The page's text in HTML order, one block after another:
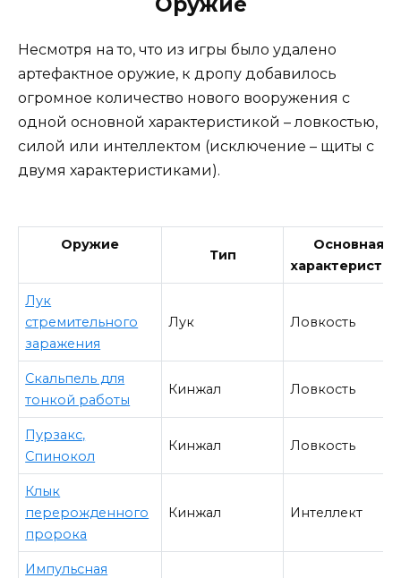
Несмотря на то, что из игры было удалено
артефактное оружие, к дропу добавилось
огромное количество нового вооружения с
одной основной характеристикой – ловкостью,
силой или интеллектом (исключение – щиты с
двумя характеристиками).
Оружие
Тип
Основная
Лук
стремительного
заражения
Лук Ловкость
Скальпель для
тонкой работы
Кинжал Ловкость
Пурзакс,
Спинокол
Кинжал Ловкость
Клык
перерожденного
пророка
Кинжал Интеллект
Импульсная